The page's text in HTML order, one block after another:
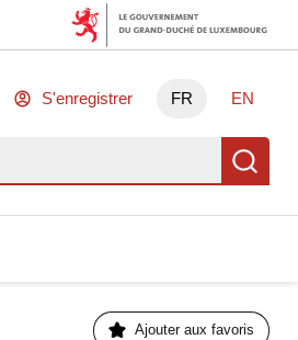
S'enregistrer FR EN
Ajouter aux favoris